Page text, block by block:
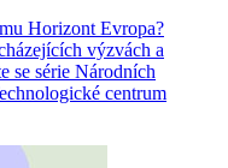
Horizont Evropa?
výzvách a
se série Národních
centrum